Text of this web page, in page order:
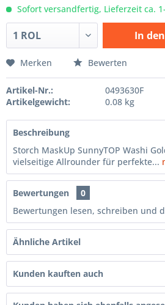
Sofort versandfertig, Lieferzeit ca.
In den
Merken Bewerten
Artikel-Nr.:
0493630F
Artikelgewicht:
0.08 kg
Beschreibung
Storch MaskUp SunnyTOP Washi
vielseitige Allrounder für perfekte...
Bewertungen
0
Bewertungen lesen, schreiben und
Ähnliche Artikel
Kunden kauften auch